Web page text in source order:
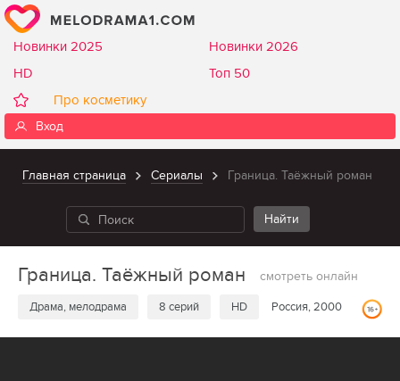
Новинки 2025
Новинки 2026
HD
Топ 50
Про косметику
Вход
Главная страница Сериалы Граница. Таёжный роман
Граница. Таёжный роман смотреть онлайн
Драма, мелодрама 8 серий HD Россия, 2000